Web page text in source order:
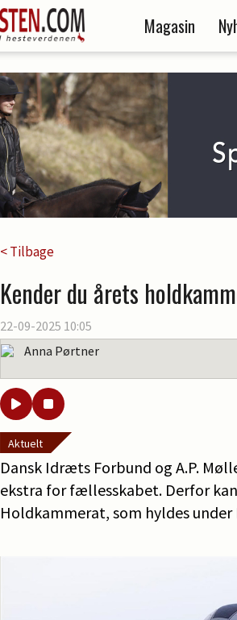
Magasin
< Tilbage
Kender du årets
22-09-2025 10:05
Anna Pørtner
Aktuelt
Dansk Idræts Forbund og A.P.
ekstra for fællesskabet. Derfor
Holdkammerat, som hyldes